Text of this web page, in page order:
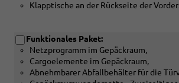
Klapptische an der Rückseite der
Funktionales Paket:
Netzprogramm im Gepäckraum,
Cargoelemente im Gepäckraum,
Abnehmbarer Abfallbehälter für die